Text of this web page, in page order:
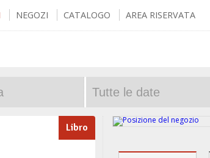
NEGOZI CATALOGO AREA RISERVATA
Libro